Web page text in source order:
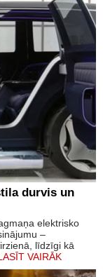
durvis un
elektrisko
–
līdzīgi kā
VAIRĀK